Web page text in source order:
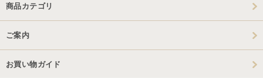
商品カテゴリ
ご案内
お買い物ガイド